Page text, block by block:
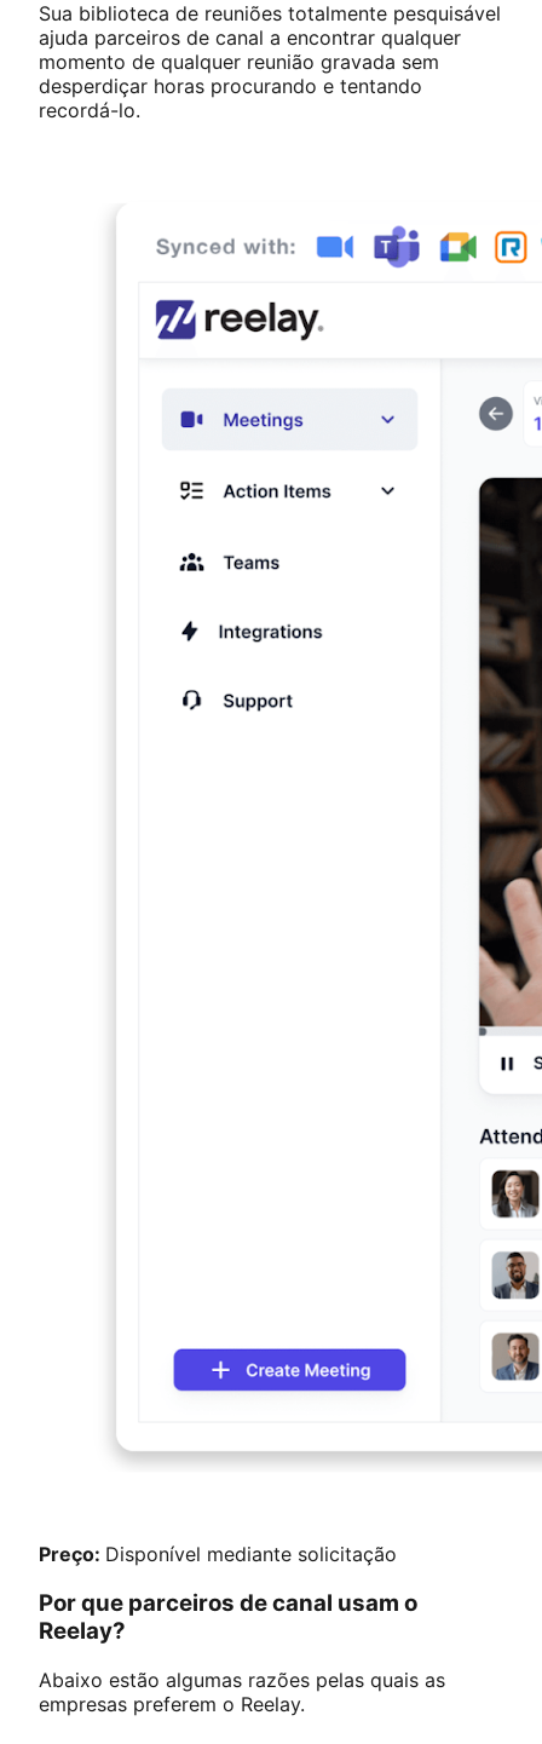
Sua biblioteca de reuniões totalmente pesquisável
ajuda parceiros de canal a encontrar qualquer
momento de qualquer reunião gravada sem
desperdiçar horas procurando e tentando
recordá-lo.
Preço: Disponível mediante solicitação
Por que parceiros de canal usam o
Reelay?
Abaixo estão algumas razões pelas quais as
empresas preferem o Reelay.